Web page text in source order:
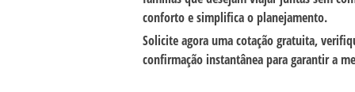
conforto e simplifica o planejamento.
Solicite agora uma cotação gratuita,
confirmação instantânea para garantir a